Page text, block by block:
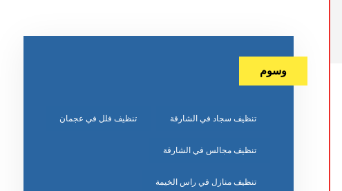
وسوم
تنظيف سجاد في الشارقة تنظيف فلل في عجمان
تنظيف مجالس في الشارقة
تنظيف منازل في راس الخيمة